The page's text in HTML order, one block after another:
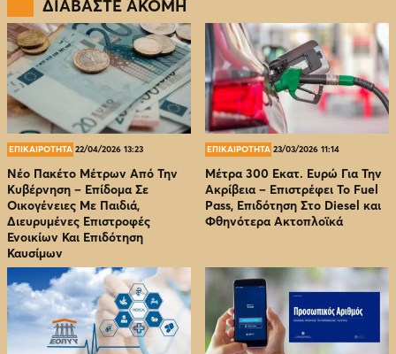
ΔΙΑΒΑΣΤΕ ΑΚΟΜΗ
ΕΠΙΚΑΙΡΟΤΗΤΑ 22/04/2026 13:23
Νέο Πακέτο Μέτρων Από Την
Κυβέρνηση – Επίδομα Σε
Οικογένειες Με Παιδιά,
Διευρυμένες Επιστροφές
Ενοικίων Και Επιδότηση
Καυσίμων
ΕΠΙΚΑΙΡΟΤΗΤΑ 23/03/2026 11:14
Μέτρα 300 Εκατ. Ευρώ Για Την
Ακρίβεια – Επιστρέφει Το Fuel
Pass, Επιδότηση Στο Diesel και
Φθηνότερα Ακτοπλοϊκά